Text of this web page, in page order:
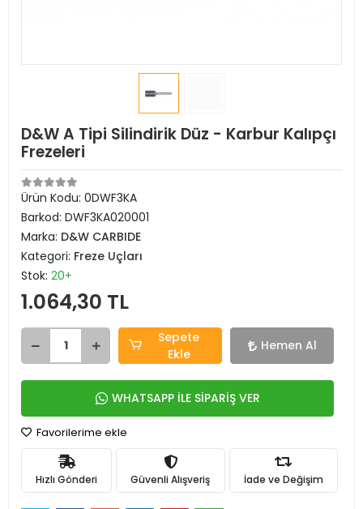
D&W A Tipi Silindirik Düz - Karbur Kalıpçı
Frezeleri
Ürün Kodu: 0DWF3KA
Barkod: DWF3KA020001
Marka: D&W CARBIDE
Kategori: Freze Uçları
Stok: 20+
1.064,30 TL
Sepete
Ekle
Hemen Al
WHATSAPP İLE SİPARİŞ VER
Favorilerime ekle
Hızlı Gönderi Güvenli Alışveriş İade ve Değişim